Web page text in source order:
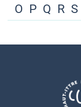
O P Q R S